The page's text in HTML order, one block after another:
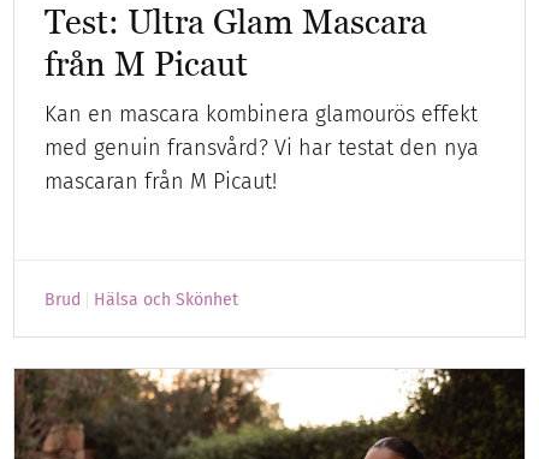
Test: Ultra Glam Mascara
från M Picaut
Kan en mascara kombinera glamourös effekt
med genuin fransvård? Vi har testat den nya
mascaran från M Picaut!
Brud Hälsa och Skönhet